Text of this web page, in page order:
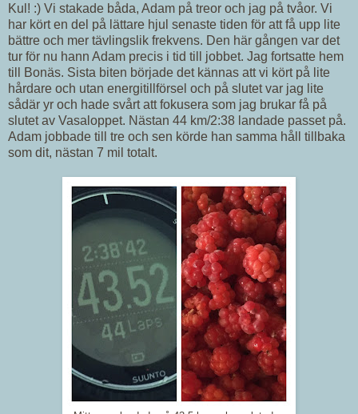
Kul! :) Vi stakade båda, Adam på treor och jag på tvåor. Vi
har kört en del på lättare hjul senaste tiden för att få upp lite
bättre och mer tävlingslik frekvens. Den här gången var det
tur för nu hann Adam precis i tid till jobbet. Jag fortsatte hem
till Bonäs. Sista biten började det kännas att vi kört på lite
hårdare och utan energitillförsel och på slutet var jag lite
sådär yr och hade svårt att fokusera som jag brukar få på
slutet av Vasaloppet. Nästan 44 km/2:38 landade passet på.
Adam jobbade till tre och sen körde han samma håll tillbaka
som dit, nästan 7 mil totalt.